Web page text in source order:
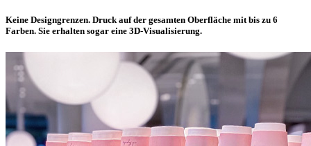
Keine Designgrenzen. Druck auf der gesamten Oberfläche mit bis zu 6
Farben. Sie erhalten sogar eine 3D-Visualisierung.